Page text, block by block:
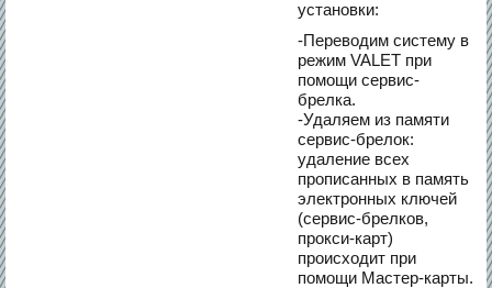
установки:
-Переводим систему в
режим VALET при
помощи сервис-
брелка.
-Удаляем из памяти
сервис-брелок:
удаление всех
прописанных в память
электронных ключей
(сервис-брелков,
прокси-карт)
происходит при
помощи Мастер-карты.